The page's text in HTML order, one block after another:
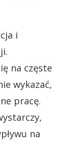
i
na częste
wykazać,
pracę.
na